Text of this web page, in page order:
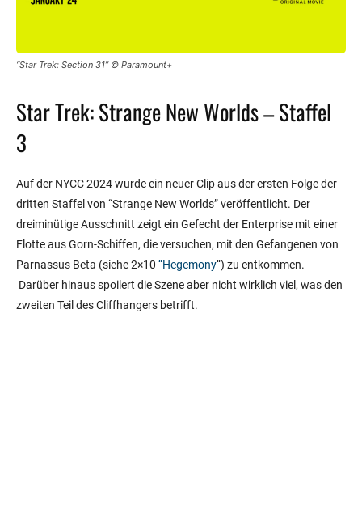
“Star Trek: Section 31” © Paramount+
Star Trek: Strange New Worlds – Staffel
3
Auf der NYCC 2024 wurde ein neuer Clip aus der ersten Folge der
dritten Staffel von “Strange New Worlds” veröffentlicht. Der
dreiminütige Ausschnitt zeigt ein Gefecht der Enterprise mit einer
Flotte aus Gorn-Schiffen, die versuchen, mit den Gefangenen von
Parnassus Beta (siehe 2×10 “Hegemony“) zu entkommen.
Darüber hinaus spoilert die Szene aber nicht wirklich viel, was den
zweiten Teil des Cliffhangers betrifft.